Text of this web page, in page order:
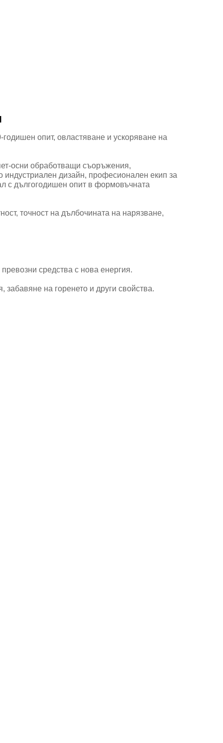
опит, овластяване и ускоряване на
осни обработващи съоръжения,
индустриален дизайн, професионален екип за
с дългогодишен опит в формовъчната
точност на дълбочината на нарязване,
средства с нова енергия.
забавяне на горенето и други свойства.